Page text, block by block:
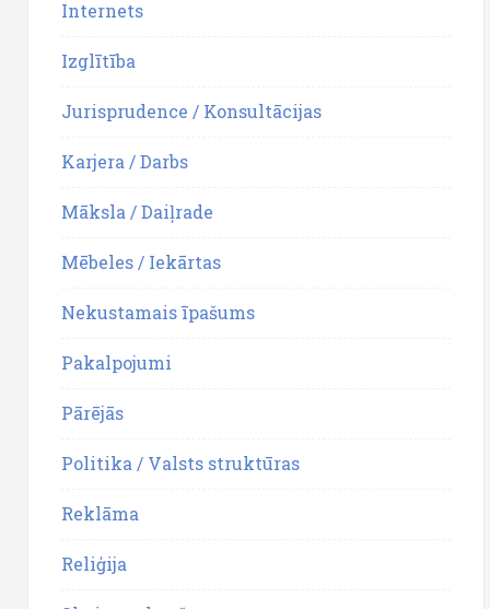
Internets
Izglītība
Jurisprudence / Konsultācijas
Karjera / Darbs
Māksla / Daiļrade
Mēbeles / Iekārtas
Nekustamais īpašums
Pakalpojumi
Pārējās
Politika / Valsts struktūras
Reklāma
Reliģija